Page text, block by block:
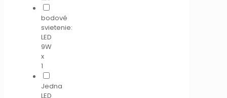
bodové
svietenie:
LED
9W
x
1
Jedna
LED